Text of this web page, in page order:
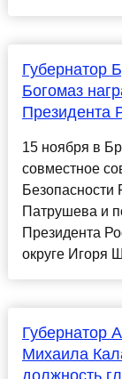
Губернатор
Богомаз
Президента
15 ноября в
совместное
Безопасности
Патрушева и
Президента
округе Игоря
Губернатор
Михаила